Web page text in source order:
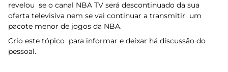
revelou se o canal NBA TV será descontinuado da sua
oferta televisiva nem se vai continuar a transmitir um
pacote menor de jogos da NBA.
Crio este tópico para informar e deixar há discussão do
pessoal.